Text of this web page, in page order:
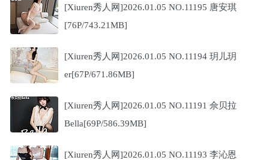
[Xiuren秀人网]2026.01.05 NO.11195 唐安琪
[76P/743.21MB]
[Xiuren秀人网]2026.01.05 NO.11194 玥儿玥
er[67P/671.86MB]
[Xiuren秀人网]2026.01.05 NO.11191 佘贝拉
Bella[69P/586.39MB]
[Xiuren秀人网]2026.01.05 NO.11193 李沁恩